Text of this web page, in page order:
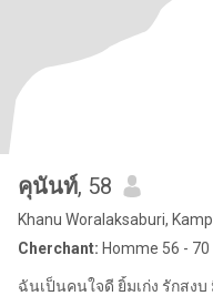
คุนันท์, 58
Khanu Woralaksaburi,
Cherchant: Homme 56 - 70
ฉันเป็นคนใจดี ยิ้มเก่ง รักสงบ